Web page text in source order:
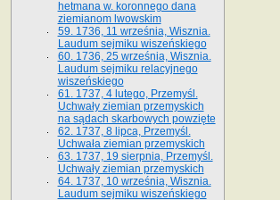
hetmana w. koronnego dana
ziemianom lwowskim
59. 1736, 11 września, Wisznia.
Laudum sejmiku wiszeńskiego
60. 1736, 25 września, Wisznia.
Laudum sejmiku relacyjnego
wiszeńskiego
61. 1737, 4 lutego, Przemyśl.
Uchwały ziemian przemyskich
na sądach skarbowych powzięte
62. 1737, 8 lipca, Przemyśl.
Uchwała ziemian przemyskich
63. 1737, 19 sierpnia, Przemyśl.
Uchwały ziemian przemyskich
64. 1737, 10 września, Wisznia.
Laudum sejmiku wiszeńskiego